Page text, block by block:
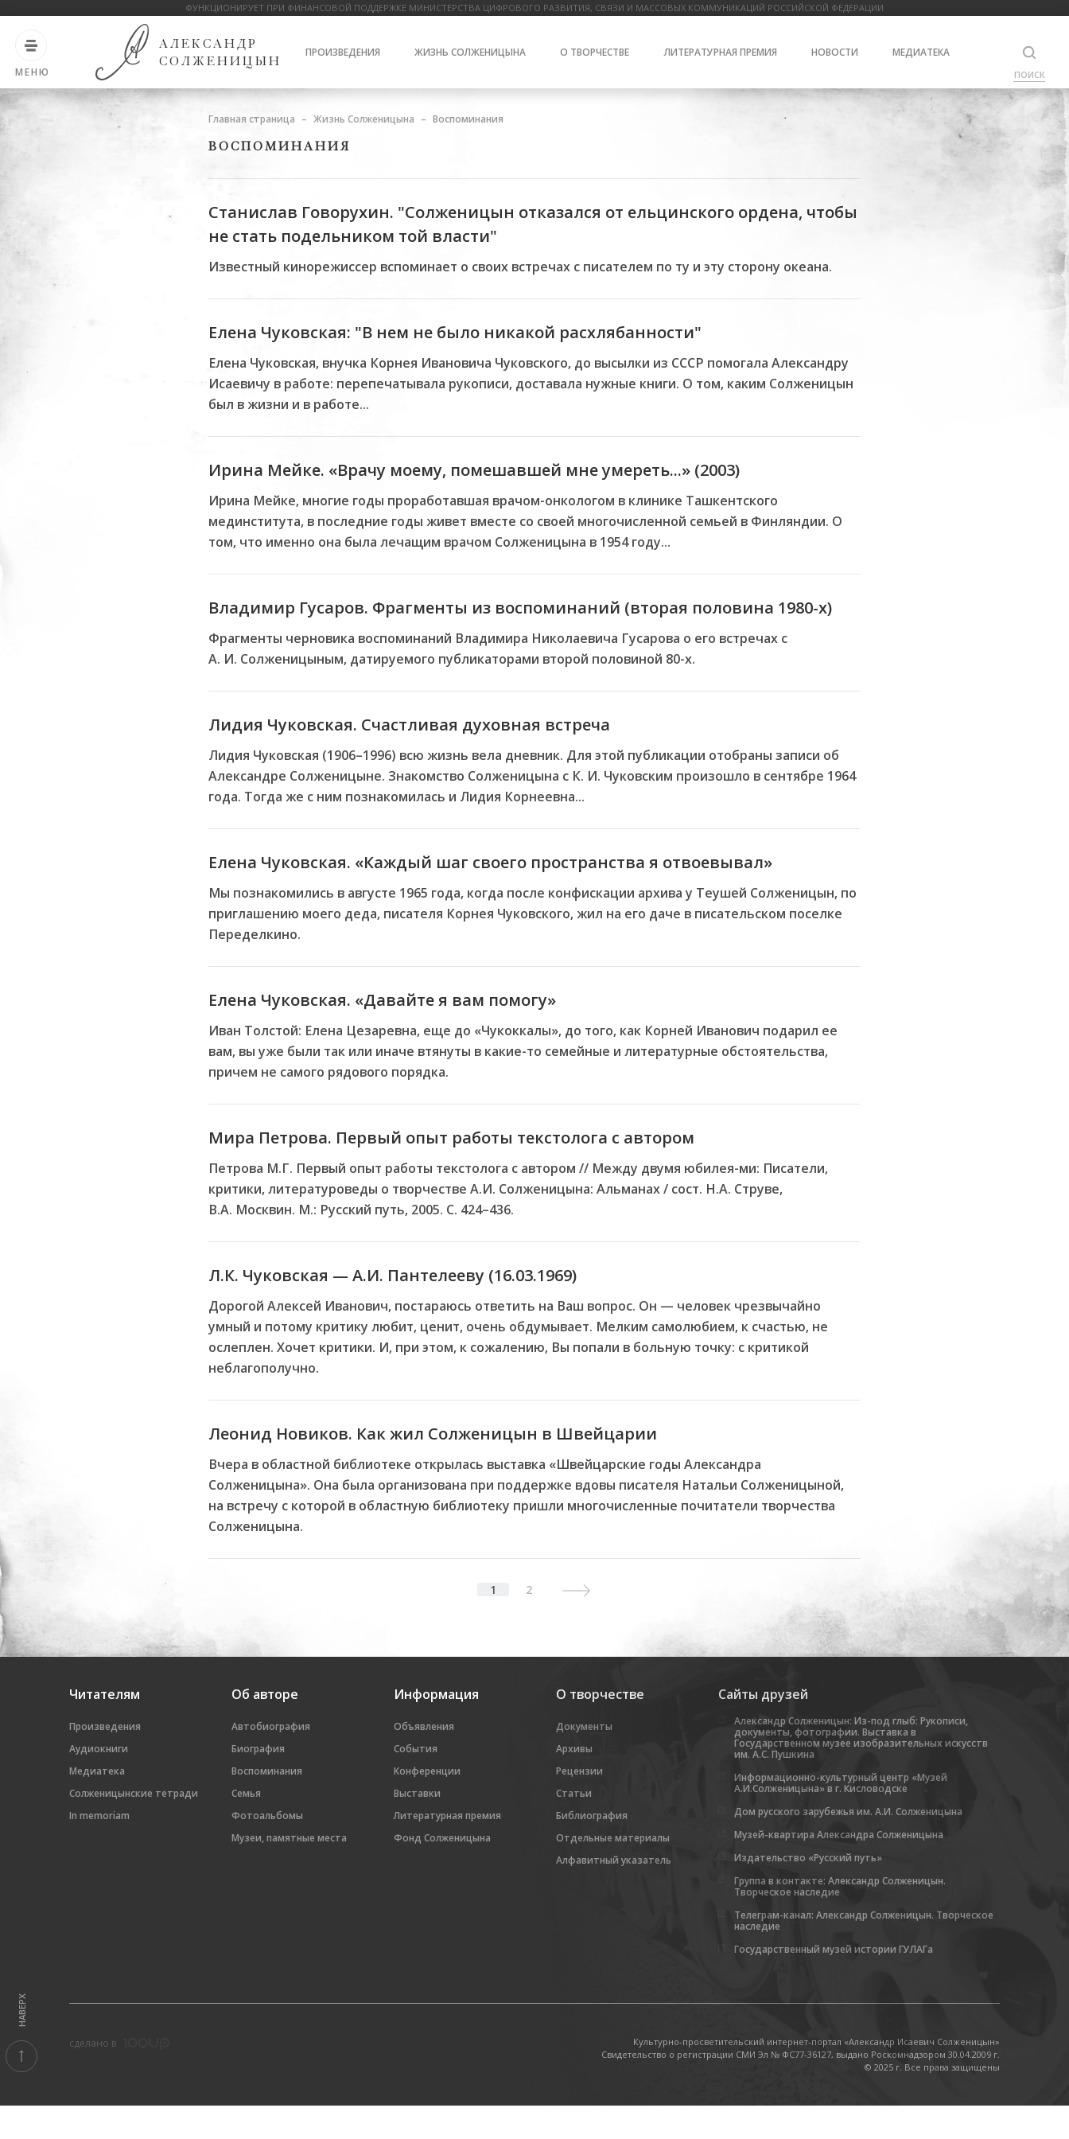
МЕНЮ
ФУНКЦИОНИРУЕТ ПРИ ФИНАНСОВОЙ ПОДДЕРЖКЕ МИНИСТЕРСТВА ЦИФРОВОГО РАЗВИТИЯ, СВЯЗИ И МАССОВЫХ КОММУНИКАЦИЙ РОССИЙСКОЙ ФЕДЕРАЦИИ
АЛЕКСАНДР
СОЛЖЕНИЦЫН
ПРОИЗВЕДЕНИЯ ЖИЗНЬ СОЛЖЕНИЦЫНА О ТВОРЧЕСТВЕ ЛИТЕРАТУРНАЯ ПРЕМИЯ НОВОСТИ МЕДИАТЕКА
ПОИСК
Главная страница Жизнь Солженицына Воспоминания
ВОСПОМИНАНИЯ
Станислав Говорухин. "Солженицын отказался от ельцинского ордена, чтобы
не стать подельником той власти"
Известный кинорежиссер вспоминает о своих встречах с писателем по ту и эту сторону океана.
Елена Чуковская: "В нем не было никакой расхлябанности"
Елена Чуковская, внучка Корнея Ивановича Чуковского, до высылки из СССР помогала Александру
Исаевичу в работе: перепечатывала рукописи, доставала нужные книги. О том, каким Солженицын
был в жизни и в работе...
Ирина Мейке. «Врачу моему, помешавшей мне умереть...» (2003)
Ирина Мейке, многие годы проработавшая врачом-онкологом в клинике Ташкентского
мединститута, в последние годы живет вместе со своей многочисленной семьей в Финляндии. О
том, что именно она была лечащим врачом Солженицына в 1954 году...
Владимир Гусаров. Фрагменты из воспоминаний (вторая половина 1980-х)
Фрагменты черновика воспоминаний Владимира Николаевича Гусарова о его встречах с
А. И. Солженицыным, датируемого публикаторами второй половиной 80-х.
Лидия Чуковская. Счастливая духовная встреча
Лидия Чуковская (1906–1996) всю жизнь вела дневник. Для этой публикации отобраны записи об
Александре Солженицыне. Знакомство Солженицына с К. И. Чуковским произошло в сентябре 1964
года. Тогда же с ним познакомилась и Лидия Корнеевна...
Елена Чуковская. «Каждый шаг своего пространства я отвоевывал»
Мы познакомились в августе 1965 года, когда после конфискации архива у Теушей Солженицын, по
приглашению моего деда, писателя Корнея Чуковского, жил на его даче в писательском поселке
Переделкино.
Елена Чуковская. «Давайте я вам помогу»
Иван Толстой: Елена Цезаревна, еще до «Чукоккалы», до того, как Корней Иванович подарил ее
вам, вы уже были так или иначе втянуты в какие-то семейные и литературные обстоятельства,
причем не самого рядового порядка.
Мира Петрова. Первый опыт работы текстолога с автором
Петрова М.Г. Первый опыт работы текстолога с автором // Между двумя юбилея-ми: Писатели,
критики, литературоведы о творчестве А.И. Солженицына: Альманах / сост. Н.А. Струве,
В.А. Москвин. М.: Русский путь, 2005. С. 424–436.
Л.К. Чуковская — А.И. Пантелееву (16.03.1969)
Дорогой Алексей Иванович, постараюсь ответить на Ваш вопрос. Он — человек чрезвычайно
умный и потому критику любит, ценит, очень обдумывает. Мелким самолюбием, к счастью, не
ослеплен. Хочет критики. И, при этом, к сожалению, Вы попали в больную точку: с критикой
неблагополучно.
Леонид Новиков. Как жил Солженицын в Швейцарии
Вчера в областной библиотеке открылась выставка «Швейцарские годы Александра
Солженицына». Она была организована при поддержке вдовы писателя Натальи Солженицыной,
на встречу с которой в областную библиотеку пришли многочисленные почитатели творчества
Солженицына.
1 2
Читателям
Произведения
Аудиокниги
Медиатека
Солженицынские тетради
In memoriam
Об авторе
Автобиография
Биография
Воспоминания
Семья
Фотоальбомы
Музеи, памятные места
Информация
Объявления
События
Конференции
Выставки
Литературная премия
Фонд Солженицына
О творчестве
Документы
Архивы
Рецензии
Статьи
Библиография
Отдельные материалы
Алфавитный указатель
Сайты друзей
Александр Солженицын: Из-под глыб: Рукописи,
документы, фотографии. Выставка в
Государственном музее изобразительных искусств
им. А.С. Пушкина
Информационно-культурный центр «Музей
А.И.Солженицына» в г. Кисловодске
Дом русского зарубежья им. А.И. Солженицына
Музей-квартира Александра Солженицына
Издательство «Русский путь»
Группа в контакте: Александр Солженицын.
Творческое наследие
Телеграм-канал: Александр Солженицын. Творческое
наследие
Государственный музей истории ГУЛАГа
cделано в
Культурно-просветительский интернет-портал «Александр Исаевич Солженицын»
Свидетельство о регистрации СМИ Эл № ФС77-36127, выдано Роскомнадзором 30.04.2009 г.
© 2025 г. Все права защищены
НАВЕРХ